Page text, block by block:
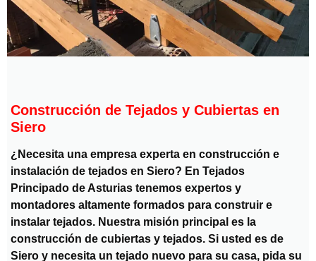
Construcción de Tejados y Cubiertas en
Siero
¿Necesita una empresa experta en construcción e
instalación de tejados en Siero? En Tejados
Principado de Asturias tenemos expertos y
montadores altamente formados para construir e
instalar tejados. Nuestra misión principal es la
construcción de cubiertas y tejados. Si usted es de
Siero y necesita un tejado nuevo para su casa, pida su